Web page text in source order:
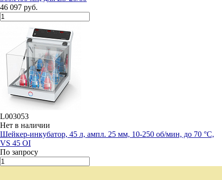
46 097 руб.
L003053
Нет в наличии
Шейкер-инкубатор, 45 л, ампл. 25 мм, 10-250 об/мин, до 70 °C,
VS 45 OI
По запросу